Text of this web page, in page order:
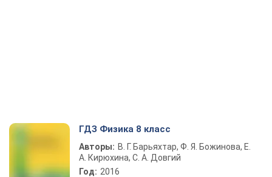
ГДЗ Физика 8 класс
Авторы: В. Г. Барьяхтар, Ф. Я. Божинова, Е.
А. Кирюхина, С. А. Довгий
Год: 2016